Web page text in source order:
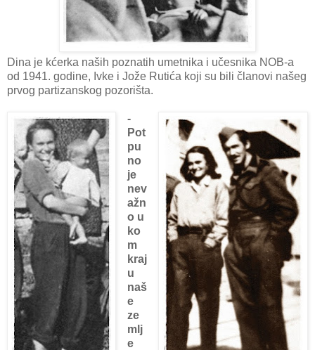
Dina je kćerka naših poznatih umetnika i učesnika NOB-a
od 1941. godine, Ivke i Jože Rutića koji su bili članovi našeg
prvog partizanskog pozorišta.
-
Pot
pu
no
je
nev
ažn
o u
ko
m
kraj
u
naš
e
ze
mlj
e